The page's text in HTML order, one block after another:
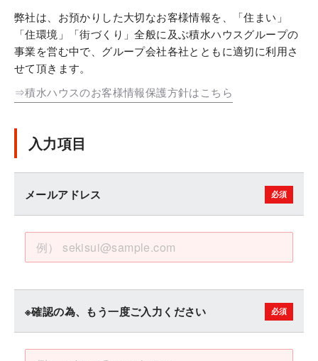
弊社は、お預かりした大切なお客様情報を、「住まい」
「住環境」「街づくり」全般に及ぶ積水ハウスグループの
事業を営む中で、グループ会社各社とともに適切に利用さ
せて頂きます。
⇒積水ハウスのお客様情報保護方針はこちら
入力項目
メールアドレス
※確認の為、もう一度ご入力ください